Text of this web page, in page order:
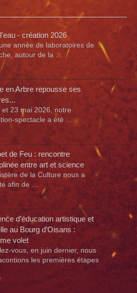
- création 2026
année de laboratoires de
autour de la …
en Arbre repousse ses
et 23 mai 2026, notre
spectacle a été …
de Feu : rencontre
entre art et science
de la Culture nous a
afin de …
d’éducation artistique et
au Bourg d’Oisans :
volet
vous, en juin dernier, nous
les premières étapes